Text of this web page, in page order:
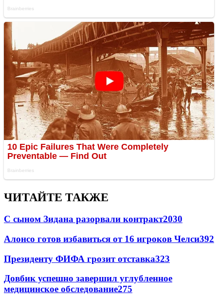
ЧИТАЙТЕ ТАКЖЕ
С сыном Зидана разорвали контракт2030
Алонсо готов избавиться от 16 игроков Челси392
Президенту ФИФА грозит отставка323
Довбик успешно завершил углубленное
медицинское обследование275